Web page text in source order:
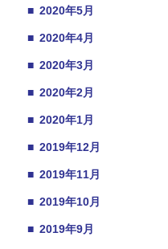
■ 2020年5月
■ 2020年4月
■ 2020年3月
■ 2020年2月
■ 2020年1月
■ 2019年12月
■ 2019年11月
■ 2019年10月
■ 2019年9月